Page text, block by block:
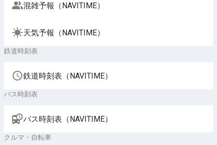
混雑予報（NAVITIME）
天気予報（NAVITIME）
鉄道時刻表
鉄道時刻表（NAVITIME）
バス時刻表
バス時刻表（NAVITIME）
クルマ・自転車